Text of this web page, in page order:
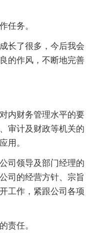
任务。
长了很多，今后我会
的作风，不断地完善
内财务管理水平的要
审计及财政等机关的
用。
司领导及部门经理的
司的经营方针、宗旨
工作，紧跟公司各项
责任。